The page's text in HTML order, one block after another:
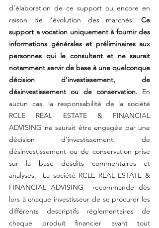
d’élaboration de ce support ou encore en
raison de l’évolution des marchés. Ce
support a vocation uniquement à fournir des
informations générales et préliminaires aux
personnes qui le consultent et ne saurait
notamment servir de base à une quelconque
décision d’investissement, de
désinvestissement ou de conservation. En
aucun cas, la responsabilité de la société
RCLE REAL ESTATE & FINANCIAL
ADVISING ne saurait être engagée par une
décision d’investissement, de
désinvestissement ou de conservation prise
sur la base desdits commentaires et
analyses.  La société RCLE REAL ESTATE &
FINANCIAL ADVISING  recommande dès
lors à chaque investisseur de se procurer les
différents descriptifs réglementaires de
chaque produit financier avant tout